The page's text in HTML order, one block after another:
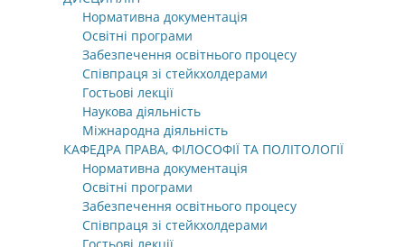
Нормативна документація
Освітні програми
Забезпечення освітнього процесу
Співпраця зі стейкхолдерами
Гостьові лекції
Наукова діяльність
Міжнародна діяльність
КАФЕДРА ПРАВА, ФІЛОСОФІЇ ТА ПОЛІТОЛОГІЇ
Нормативна документація
Освітні програми
Забезпечення освітнього процесу
Співпраця зі стейкхолдерами